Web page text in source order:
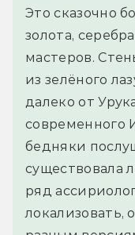
Это сказочно
золота,
мастеров.
из зелёного
далеко от
современного
бедняки
существовала
ряд
локализовать,